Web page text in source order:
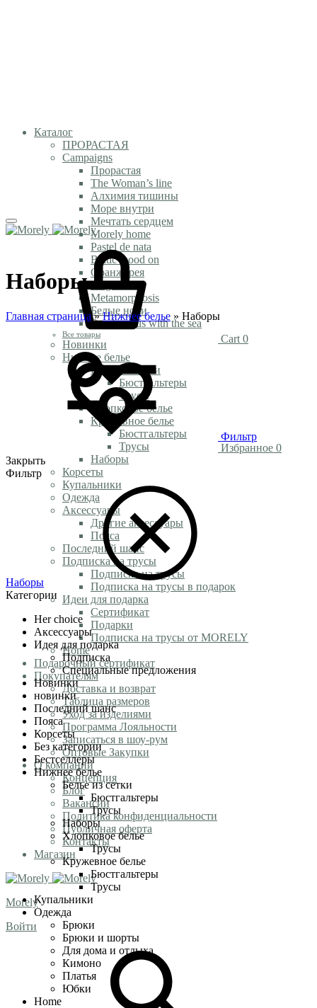
Каталог
ПРОРАСТАЯ
Campaigns
Прорастая
The Woman’s line
Алхимия тишины
Море внутри
Мечтать сердцем
Morely home
Pastel de nata
Baltic mood on
Оранжерея
Magic time
Metamorphosis
Белые ночи
Rendezvous with the sea
Все товары
Новинки
Нижнее белье
Белье из сетки
Бюстгальтеры
Трусы
Хлопковое белье
Кружевное белье
Бюстгальтеры
Трусы
Наборы
Корсеты
Купальники
Одежда
Аксессуары
Другие аксессуары
Пояса
Последний шанс
Подписка на трусы
Подписка на трусы
Подписка на трусы в подарок
Идеи для подарка
Сертификат
Подарки
Подписка на трусы от MORELY
Home
Подарочный сертификат
Покупателям
Доставка и возврат
Таблица размеров
Уход за изделиями
Программа Лояльности
Записаться в шоу-рум
Оптовые Закупки
О компании
Концепция
Блог
Вакансии
Политика конфиденциальности
Публичная оферта
Контакты
Магазин
Morely
Войти
Cart 0
Избранное 0
Наборы
Главная страница»Нижнее белье » Наборы
Фильтр
Закрыть
Фильтр
Наборы
Категории
Her choice
Аксессуары
Идея для подарка
Подписка
Специальные предложения
Новинки
новинки
Последний шанс
Пояса
Корсеты
Без категории
Бестселлеры
Нижнее белье
Белье из сетки
Бюстгальтеры
Трусы
Наборы
Хлопковое белье
Трусы
Кружевное белье
Бюстгальтеры
Трусы
Купальники
Одежда
Брюки
Брюки и шорты
Для дома и отдыха
Кимоно
Платья
Юбки
Home